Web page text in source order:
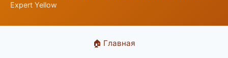
Expert Yellow
🏠 Главная